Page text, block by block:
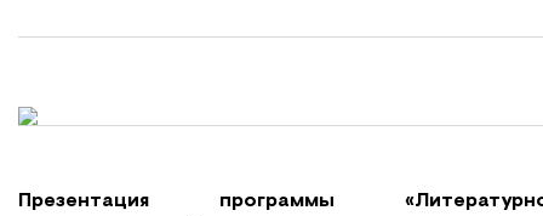
Презентация программы